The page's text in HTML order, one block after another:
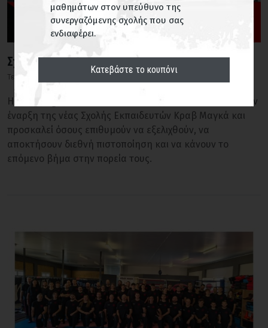
Σχολή Εκπαιδευτών Κραβ Μαγκά
Τελευταία Νέα Τρ 4 Άυγ, 2026
Η Krav Maga Protection International ®, ανακοινώνει την
έναρξη της νέας Σχολής Εκπαιδευτών Κραβ Μαγκά και
προσκαλεί όσους επιθυμούν να εξελιχθούν, να
αποκτήσουν διεθνή πιστοποίηση και να κάνουν το
επόμενο βήμα στην πορεία τους.
μαθημάτων στον υπεύθυνο της
συνεργαζόμενης σχολής που σας
ενδιαφέρει.
Κατεβάστε το κουπόνι